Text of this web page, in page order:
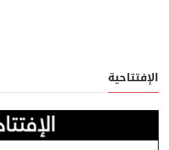
الإفتتاحية